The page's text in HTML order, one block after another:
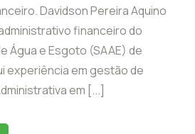
Davidson Pereira Aquino
financeiro do
Água e Esgoto (SAAE) de
experiência em gestão de
em [...]